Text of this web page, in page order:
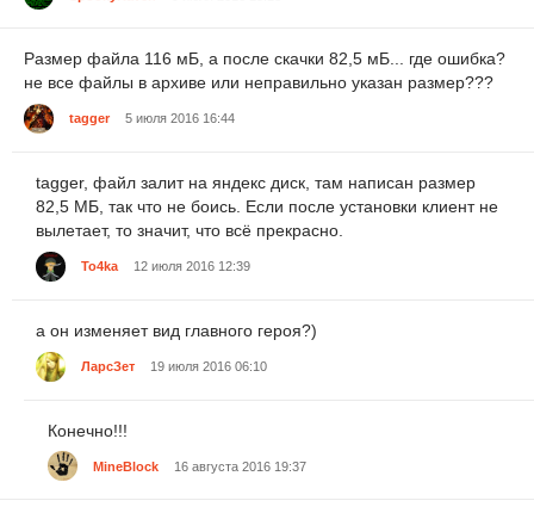
Размер файла 116 мБ, а после скачки 82,5 мБ... где ошибка?
не все файлы в архиве или неправильно указан размер???
tagger 5 июля 2016 16:44
tagger, файл залит на яндекс диск, там написан размер
82,5 МБ, так что не боись. Если после установки клиент не
вылетает, то значит, что всё прекрасно.
To4ka 12 июля 2016 12:39
а он изменяет вид главного героя?)
ЛарсЗет 19 июля 2016 06:10
Конечно!!!
MineBlock 16 августа 2016 19:37